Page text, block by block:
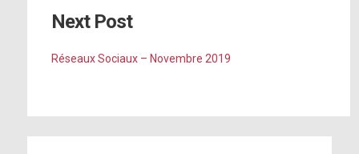
Next Post
Réseaux Sociaux – Novembre 2019